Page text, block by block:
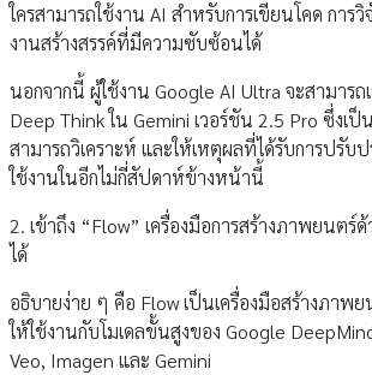
ใครสามารถใช้งาน AI สำหรับการเขียนโคด การวิ
งานสร้างสรรค์ที่มีความซับซ้อนได้
นอกจากนี้ ผู้ใช้งาน Google AI Ultra จะสามารถ
Deep Think ใน Gemini เวอร์ชัน 2.5 Pro ซึ่งเ
สามารถวิเคราะห์ และให้เหตุผลที่ได้รับการปรับ
ใช้งานในอีกไม่กี่สัปดาห์ข้างหน้านี้
2. เข้าถึง “Flow” เครื่องมือการสร้างภาพยนตร์
ได้
อธิบายง่าย ๆ คือ Flow เป็นเครื่องมือสร้างภาพ
ให้ใช้งานกับโมเดลขั้นสูงของ Google
Veo, Imagen และ Gemini